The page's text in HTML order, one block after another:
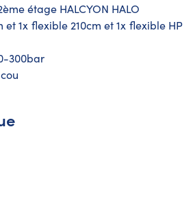
étage HALCYON HALO
et 1x flexible 210cm et 1x flexible HP
300bar